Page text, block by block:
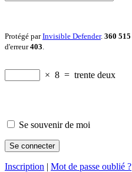
Protégé parInvisible Defender. 360 515
d'erreur403
× 8 = trente deux
Se souvenir de moi
Inscription | Mot de passe oublié ?